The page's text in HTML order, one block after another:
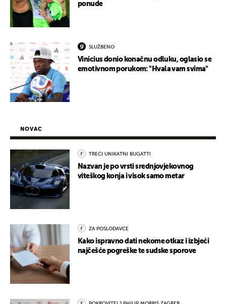
ponude
SLUŽBENO
Vinicius donio konačnu odluku, oglasio se
emotivnom porukom: "Hvala vam svima"
NOVAC
TREĆI UNIKATNI BUGATTI
Nazvan je po vrsti srednjovjekovnog
viteškog konja i visok samo metar
ZA POSLODAVCE
Kako ispravno dati nekome otkaz i izbjeći
najčešće pogreške te sudske sporove